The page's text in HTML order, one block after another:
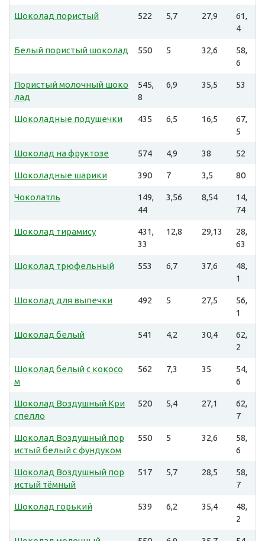
Шоколад пористый 522 5,7 27,9
61,
4
Белый пористый шоколад 550 5 32,6
58,
6
Пористый молочный шоко
лад
545,
8
6,9 35,5 53
Шоколадные подушечки 435 6,5 16,5
67,
5
Шоколад на фруктозе 574 4,9 38 52
Шоколадные шарики 390 7 3,5 80
Чоколатль
149,
44
3,56 8,54
14,
74
Шоколад тирамису
431,
33
12,8 29,13
28,
63
Шоколад трюфельный 553 6,7 37,6
48,
1
Шоколад для выпечки 492 5 27,5
56,
1
Шоколад белый 541 4,2 30,4
62,
2
Шоколад белый с кокосо
м
562 7,3 35
54,
6
Шоколад Воздушный Кри
спелло
520 5,4 27,1
62,
7
Шоколад Воздушный пор
истый белый с фундуком
550 5 32,6
58,
6
Шоколад Воздушный пор
истый тёмный
517 5,7 28,5
58,
7
Шоколад горький 539 6,2 35,4
48,
2